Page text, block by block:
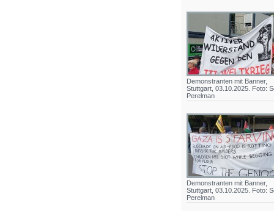
Demonstranten mit Banner,
Stuttgart, 03.10.2025. Foto:
Perelman
Demonstranten mit Banner,
Stuttgart, 03.10.2025. Foto:
Perelman